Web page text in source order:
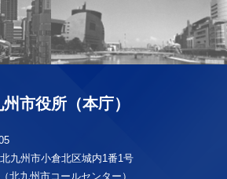
市役所（本庁）
九州市小倉北区城内1番1号
北九州市コールセンター）